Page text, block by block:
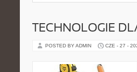
TECHNOLOGIE
POSTED BY ADMIN CZE - 27 -